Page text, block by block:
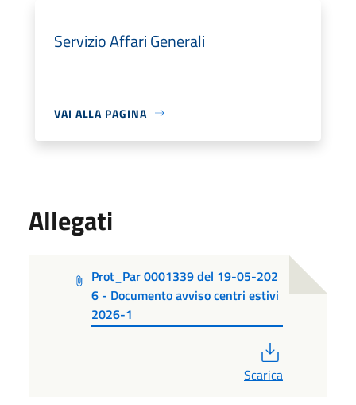
Servizio Affari Generali
VAI ALLA PAGINA
Allegati
Prot_Par 0001339 del 19-05-202
6 - Documento avviso centri estivi
2026-1
Scarica